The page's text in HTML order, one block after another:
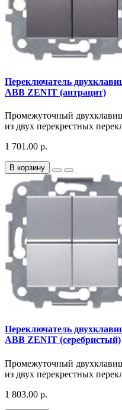
Переключатель
ABB ZENIT (антрацит)
Промежуточный
из двух перекрестных
1 701.00 р.
В корзину
Переключатель
ABB ZENIT (серебристый)
Промежуточный
из двух перекрестных
1 803.00 р.